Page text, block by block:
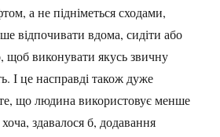
а не підніметься сходами,
відпочивати вдома, сидіти або
щоб виконувати якусь звичну
І це насправді також дуже
що людина використовує менше
здавалося б, додавання